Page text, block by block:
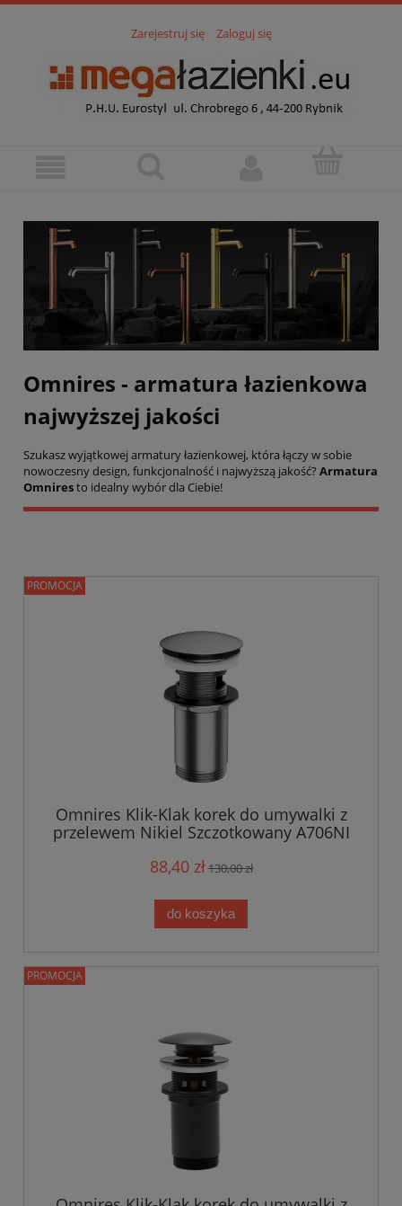
Zarejestruj się Zaloguj się
Omnires - armatura łazienkowa
najwyższej jakości
Szukasz wyjątkowej armatury łazienkowej, która łączy w sobie
nowoczesny design, funkcjonalność i najwyższą jakość? Armatura
Omniresto idealny wybór dla Ciebie!
Omnires Klik-Klak korek do umywalki z
przelewem Nikiel Szczotkowany A706NI
88,40 zł130,00 zł
do koszyka
PROMOCJA
PROMOCJA